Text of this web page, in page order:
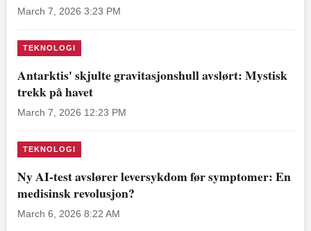
March 7, 2026 3:23 PM
TEKNOLOGI
Antarktis' skjulte gravitasjonshull avslørt: Mystisk
trekk på havet
March 7, 2026 12:23 PM
TEKNOLOGI
Ny AI-test avslører leversykdom før symptomer: En
medisinsk revolusjon?
March 6, 2026 8:22 AM